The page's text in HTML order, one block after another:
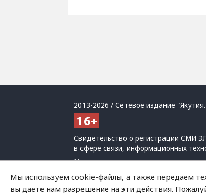
2013-2026 / Сетевое издание
Свидетельство о регистрации СМИ
в сфере связи, информационных
Мнение редакции может не
При использовании материалов
Политика обработки персональных
Мы используем cookie-файлы, а также передаем
вы даете нам разрешение на эти действия.